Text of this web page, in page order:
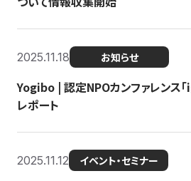
2025.11.18 お知らせ
Yogibo | 認定NPOカンファレンス
レポート
2025.11.12 イベント・セミナー